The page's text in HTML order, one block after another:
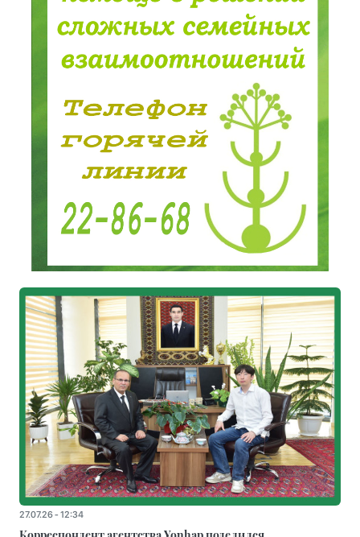
27.07.26 - 12:34